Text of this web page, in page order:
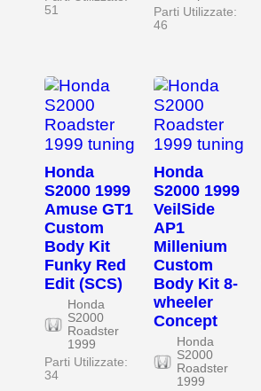
51
Parti Utilizzate:
46
Honda
S2000 1999
Amuse GT1
Custom
Body Kit
Funky Red
Edit (SCS)
Honda
S2000
Roadster
1999
Parti Utilizzate:
34
Honda
S2000 1999
VeilSide
AP1
Millenium
Custom
Body Kit 8-
wheeler
Concept
Honda
S2000
Roadster
1999